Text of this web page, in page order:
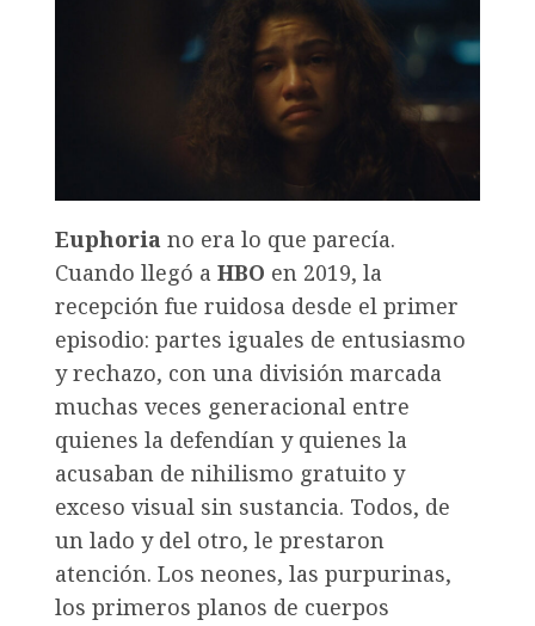
Euphoria no era lo que parecía.
Cuando llegó a HBO en 2019, la
recepción fue ruidosa desde el primer
episodio: partes iguales de entusiasmo
y rechazo, con una división marcada
muchas veces generacional entre
quienes la defendían y quienes la
acusaban de nihilismo gratuito y
exceso visual sin sustancia. Todos, de
un lado y del otro, le prestaron
atención. Los neones, las purpurinas,
los primeros planos de cuerpos